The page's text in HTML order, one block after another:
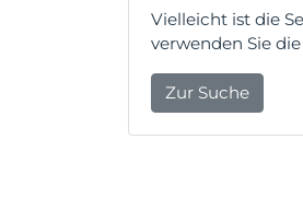
Vielleicht ist die
verwenden Sie
Zur Suche